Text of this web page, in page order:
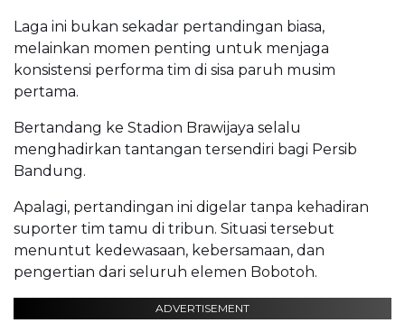
Laga ini bukan sekadar pertandingan biasa,
melainkan momen penting untuk menjaga
konsistensi performa tim di sisa paruh musim
pertama.
Bertandang ke Stadion Brawijaya selalu
menghadirkan tantangan tersendiri bagi Persib
Bandung.
Apalagi, pertandingan ini digelar tanpa kehadiran
suporter tim tamu di tribun. Situasi tersebut
menuntut kedewasaan, kebersamaan, dan
pengertian dari seluruh elemen Bobotoh.
ADVERTISEMENT